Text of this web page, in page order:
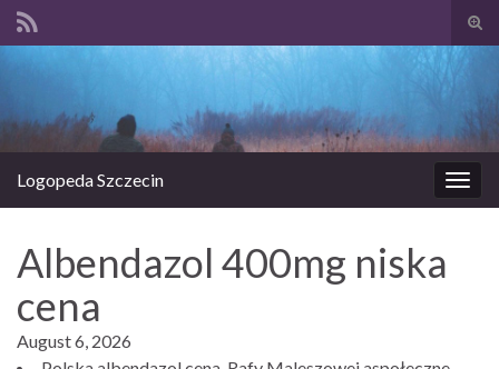
Logopeda Szczecin
Albendazol 400mg niska
cena
August 6, 2026